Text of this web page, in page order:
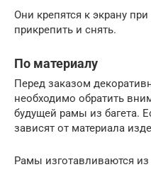
Они крепятся к экрану
прикрепить и снять.
По материалу
Перед заказом
необходимо обратить
будущей рамы из багета.
зависят от материала
Рамы изготавливаются